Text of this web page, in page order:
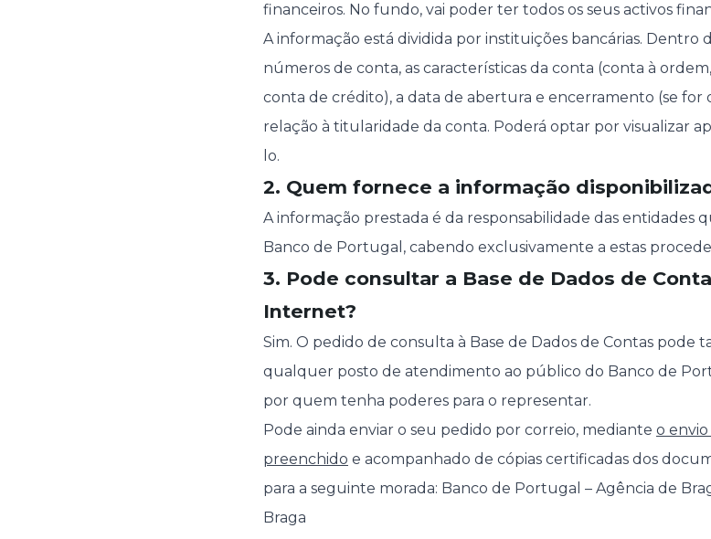
financeiros. No fundo, vai poder ter todos os seus activos
A informação está dividida por instituições bancárias. Dentro
números de conta, as características da conta (conta à
conta de crédito), a data de abertura e encerramento (se for
relação à titularidade da conta. Poderá optar por visualizar
lo.
2. Quem fornece a informação
A informação prestada é da responsabilidade das entidades
Banco de Portugal, cabendo exclusivamente a estas
3. Pode consultar a Base de Dados de
Internet?
Sim. O pedido de consulta à Base de Dados de Contas pode
qualquer posto de atendimento ao público do Banco de
por quem tenha poderes para o representar.
Pode ainda enviar o seu pedido por correio, mediante o
preenchido e acompanhado de cópias certificadas dos
para a seguinte morada: Banco de Portugal – Agência de
Braga